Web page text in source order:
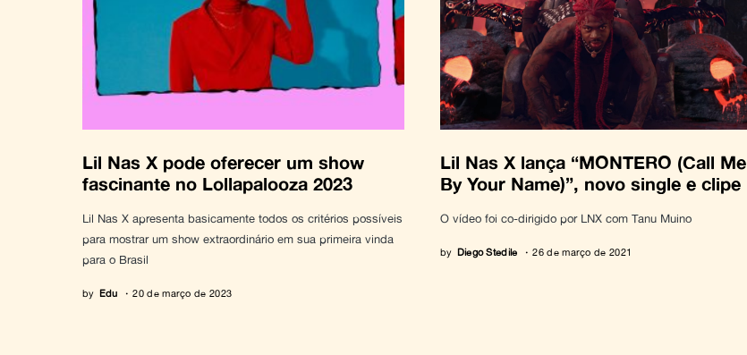
Lil Nas X pode oferecer um show
fascinante no Lollapalooza 2023
Lil Nas X apresenta basicamente todos os critérios possíveis
para mostrar um show extraordinário em sua primeira vinda
para o Brasil
by Edu 20 de março de 2023
Lil Nas X lança “MONTERO (Call Me
By Your Name)”, novo single e clipe
O vídeo foi co-dirigido por LNX com Tanu Muino
by Diego Stedile 26 de março de 2021